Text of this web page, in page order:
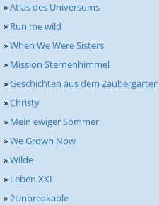
»Atlas des Universums
» Run me wild
»When We Were Sisters
» Mission Sternenhimmel
»Geschichten aus dem Zaubergarten
»Christy
» Mein ewiger Sommer
»We Grown Now
»Wilde
» Leben XXL
»2Unbreakable